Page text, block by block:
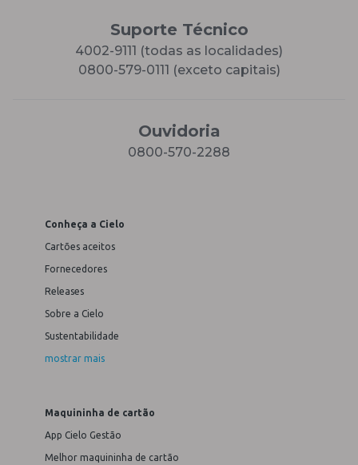
Suporte Técnico
4002-9111 (todas as localidades)
0800-579-0111 (exceto capitais)
Ouvidoria
0800-570-2288
Conheça a Cielo
Cartões aceitos
Fornecedores
Releases
Sobre a Cielo
Sustentabilidade
mostrar mais
Maquininha de cartão
App Cielo Gestão
Melhor maquininha de cartão